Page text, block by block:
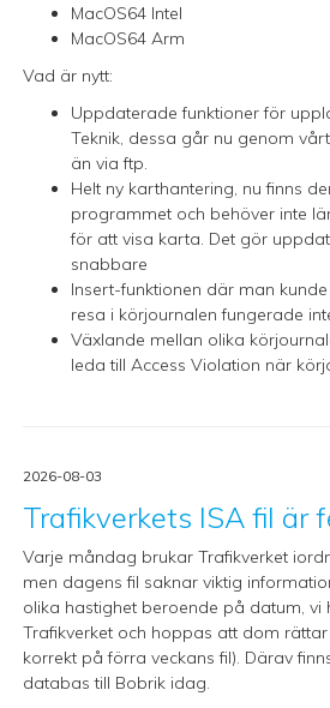
MacOS64 Intel
MacOS64 Arm
Vad är nytt:
Uppdaterade funktioner för
Teknik, dessa går nu genom
än via ftp.
Helt ny karthantering, nu finns
programmet och behöver inte
för att visa karta. Det gör
snabbare
Insert-funktionen där man
resa i körjournalen fungerade
Växlande mellan olika
leda till Access Violation när
2026-08-03
Trafikverkets ISA fil är
Varje måndag brukar Trafikverket
men dagens fil saknar viktig
olika hastighet beroende på datum, vi
Trafikverket och hoppas att dom
korrekt på förra veckans fil). Därav
databas till Bobrik idag.